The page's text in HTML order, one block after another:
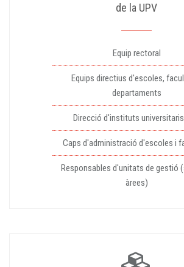
de la UPV
Equip rectoral
Equips directius d'escoles,
departaments
Direcció d'instituts universitaris
Caps d'administració d'escoles i
Responsables d'unitats de gestió
àrees)